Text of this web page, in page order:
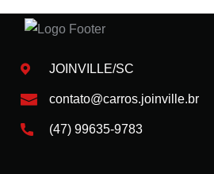
JOINVILLE/SC
contato@carros.joinville.br
(47) 99635-9783